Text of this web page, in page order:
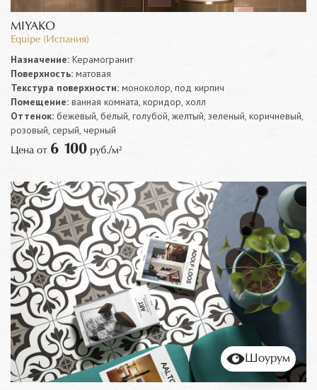
MIYAKO
Equipe (Испания)
Назначение: Керамогранит
Поверхность: матовая
Текстура поверхности: моноколор, под кирпич
Помещение: ванная комната, коридор, холл
Оттенок: бежевый, белый, голубой, желтый, зеленый, коричневый,
розовый, серый, черный
Цена от 6 100 руб./м²
Шоурум